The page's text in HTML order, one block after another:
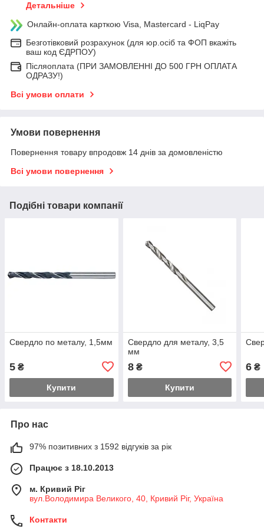
Детальніше
Онлайн-оплата карткою Visa, Mastercard - LiqPay
Безготівковий розрахунок (для юр.осіб та ФОП вкажіть
ваш код ЄДРПОУ)
Післяоплата (ПРИ ЗАМОВЛЕННІ ДО 500 ГРН ОПЛАТА
ОДРАЗУ!)
Всі умови оплати
Умови повернення
Повернення товару впродовж 14 днів за домовленістю
Всі умови повернення
Подібні товари компанії
Свердло по металу, 1,5мм
5 ₴
Купити
Свердло для металу, 3,5
мм
8₴
Купити
6 ₴
Про нас
97% позитивних з 1592 відгуків за рік
Працює з 18.10.2013
м. Кривий Ріг
вул.Володимира Великого, 40, Кривий Ріг, Україна
Контакти